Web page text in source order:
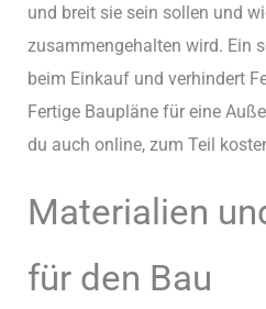
und breit sie sein sollen und
zusammengehalten wird. Ein
beim Einkauf und verhindert
Fertige Baupläne für eine
du auch online, zum Teil
Materialien
für den Bau